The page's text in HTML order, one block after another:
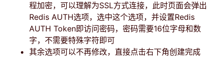
程加密，可以理解为SSL方式连接，此时页面会弹出
Redis AUTH选项，选中这个选项，并设置Redis
AUTH Token即访问密码，密码需要16位字母和数
字，不需要特殊字符即可
其余选项可以不再修改，直接点击右下角创建完成